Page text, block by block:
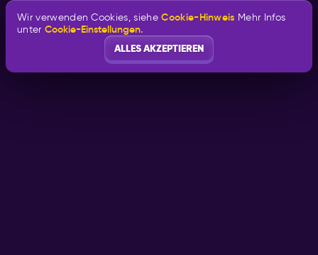
Wir verwenden Cookies, sieheCookie-Hinweis Mehr Infos
unter Cookie-Einstellungen.
ALLES AKZEPTIEREN